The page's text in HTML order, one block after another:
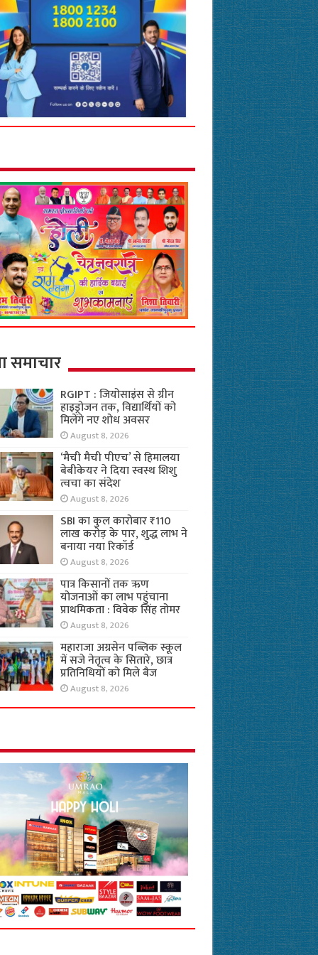
समाचार
RGIPT : जियोसाइंस से ग्रीन
हाइड्रोजन तक, विद्यार्थियों को
मिलेंगे नए शोध अवसर
August 8, 2026
‘मैची मैची पीएच’ से हिमालया
बेबीकेयर ने दिया स्वस्थ शिशु
त्वचा का संदेश
August 8, 2026
SBI का कुल कारोबार ₹110
लाख करोड़ के पार, शुद्ध लाभ ने
बनाया नया रिकॉर्ड
August 8, 2026
पात्र किसानों तक ऋण
योजनाओं का लाभ पहुंचाना
प्राथमिकता : विवेक सिंह तोमर
August 8, 2026
महाराजा अग्रसेन पब्लिक स्कूल
में सजे नेतृत्व के सितारे, छात्र
प्रतिनिधियों को मिले बैज
August 8, 2026